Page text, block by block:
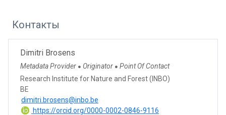
Контакты
Dimitri Brosens
Metadata Provider ● Originator ● Point Of Contact
Research Institute for Nature and Forest (INBO)
BE
dimitri.brosens@inbo.be
https://orcid.org/0000-0002-0846-9116